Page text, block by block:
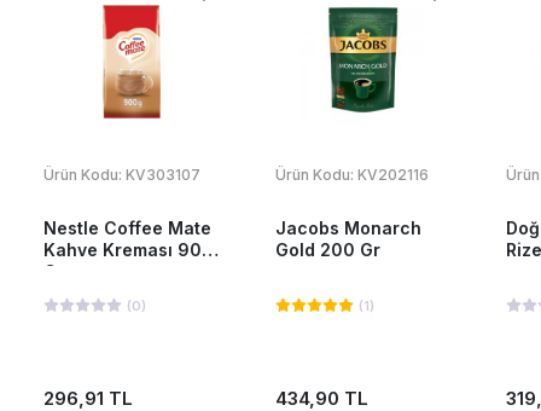
Ürün Kodu: KV303107
Nestle Coffee Mate
Kahve Kreması 900
Gr
(0)
296,91 TL
Ürün Kodu: KV202116
Jacobs Monarch
Gold 200 Gr
(1)
434,90 TL